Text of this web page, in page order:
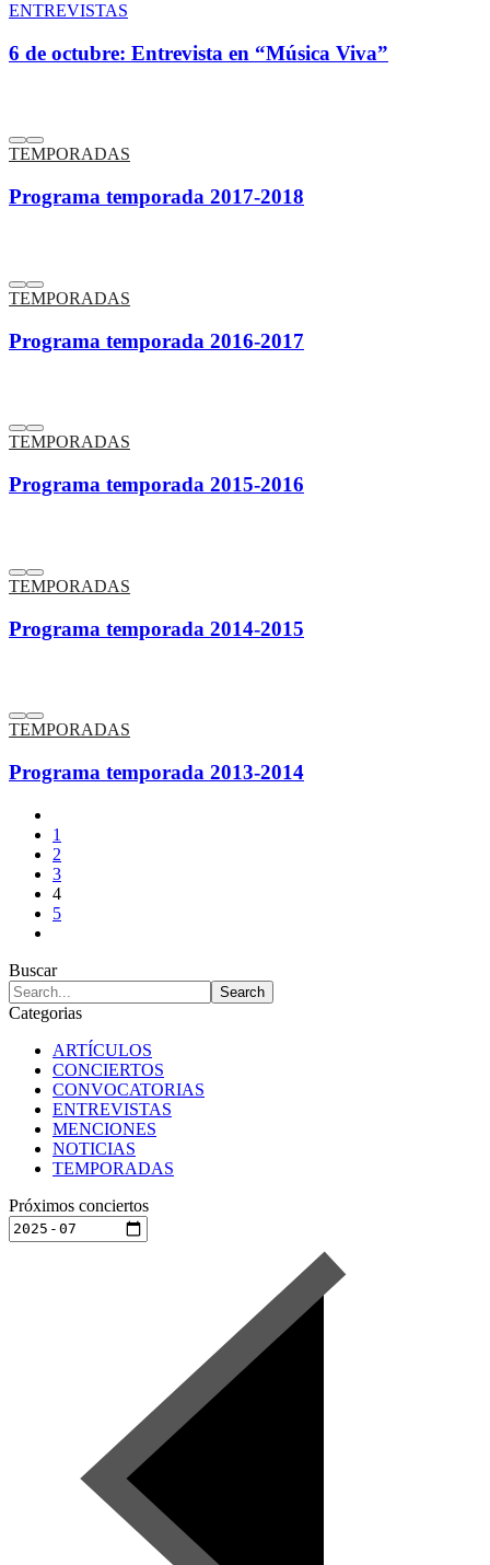
ENTREVISTAS
6 de octubre: Entrevista en “Música Viva”
TEMPORADAS
Programa temporada 2017-2018
TEMPORADAS
Programa temporada 2016-2017
TEMPORADAS
Programa temporada 2015-2016
TEMPORADAS
Programa temporada 2014-2015
TEMPORADAS
Programa temporada 2013-2014
1
2
3
4
5
Buscar
Categorias
ARTÍCULOS
CONCIERTOS
CONVOCATORIAS
ENTREVISTAS
MENCIONES
NOTICIAS
TEMPORADAS
Próximos conciertos